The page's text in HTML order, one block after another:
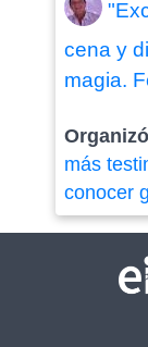
cena y
magia.
más
conocer